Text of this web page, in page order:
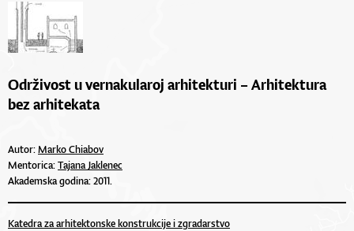
Održivost u vernakularoj arhitekturi – Arhitektura
bez arhitekata
Autor:Marko Chiabov
Mentorica:Tajana Jaklenec
Akademska godina: 2011.
Katedra za arhitektonske konstrukcije i zgradarstvo